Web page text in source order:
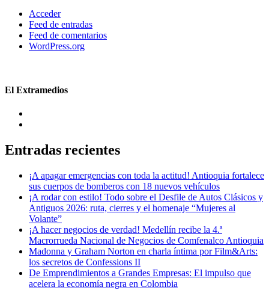
Acceder
Feed de entradas
Feed de comentarios
WordPress.org
El Extramedios
Entradas recientes
¡A apagar emergencias con toda la actitud! Antioquia fortalece
sus cuerpos de bomberos con 18 nuevos vehículos
¡A rodar con estilo! Todo sobre el Desfile de Autos Clásicos y
Antiguos 2026: ruta, cierres y el homenaje “Mujeres al
Volante”
¡A hacer negocios de verdad! Medellín recibe la 4.ª
Macrorrueda Nacional de Negocios de Comfenalco Antioquia
Madonna y Graham Norton en charla íntima por Film&Arts:
los secretos de Confessions II
De Emprendimientos a Grandes Empresas: El impulso que
acelera la economía negra en Colombia